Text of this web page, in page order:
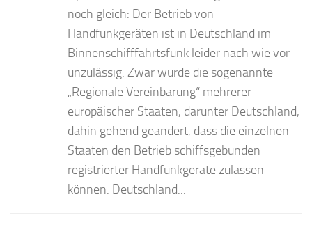
noch gleich: Der Betrieb von
Handfunkgeräten ist in Deutschland im
Binnenschifffahrtsfunk leider nach wie vor
unzulässig. Zwar wurde die sogenannte
„Regionale Vereinbarung“ mehrerer
europäischer Staaten, darunter Deutschland,
dahin gehend geändert, dass die einzelnen
Staaten den Betrieb schiffsgebunden
registrierter Handfunkgeräte zulassen
können. Deutschland...